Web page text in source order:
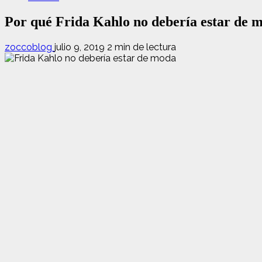
Por qué Frida Kahlo no debería estar de
zoccoblog julio 9, 2019 2 min de lectura